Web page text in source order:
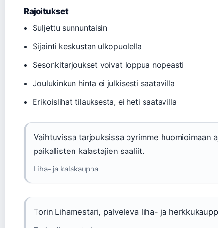
Rajoitukset
Suljettu sunnuntaisin
Sijainti keskustan ulkopuolella
Sesonkitarjoukset voivat loppua nopeasti
Joulukinkun hinta ei julkisesti saatavilla
Erikoislihat tilauksesta, ei heti saatavilla
Vaihtuvissa tarjouksissa pyrimme huomioimaan
paikallisten kalastajien saaliit.
Liha- ja kalakauppa
Torin Lihamestari, palveleva liha- ja